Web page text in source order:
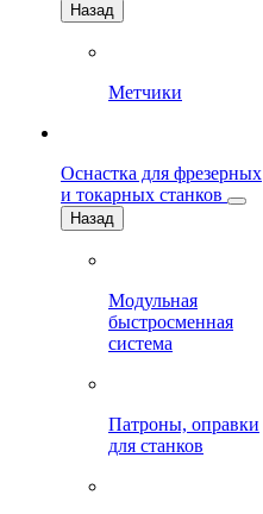
Назад
Метчики
Оснастка для фрезерных
и токарных станков
Назад
Модульная
быстросменная
система
Патроны, оправки
для станков